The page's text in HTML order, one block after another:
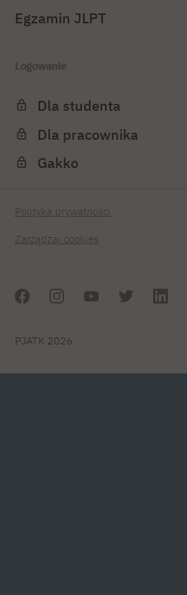
Egzamin JLPT
Logowanie
Dla studenta
Dla pracownika
Gakko
Polityka prywatności
Zarządzaj cookies
PJATK 2026